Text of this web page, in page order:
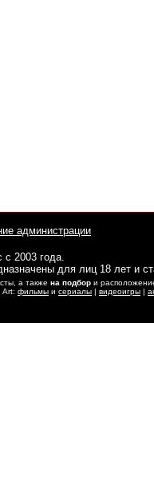
администрации
с 2003 года.
для лиц 18 лет и
а также на подбор и
Art: фильмы и сериалы | видеоигры |